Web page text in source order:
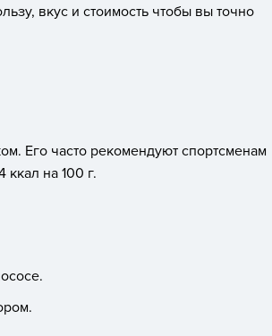
вкус и стоимость чтобы вы точно
Его часто рекомендуют спортсменам
на 100 г.